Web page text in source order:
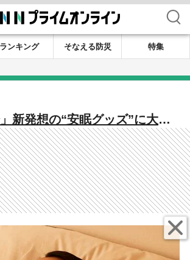
検索
ランキング そなえる防災
特集
」新発想の“安眠グッズ”に大反
と眠くなる理由を小林製薬に